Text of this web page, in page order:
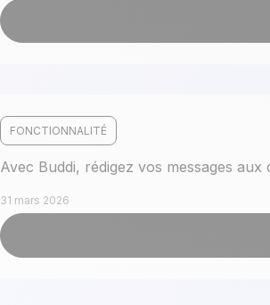
FONCTIONNALITÉ
Avec Buddi, rédigez vos messages
31 mars 2026